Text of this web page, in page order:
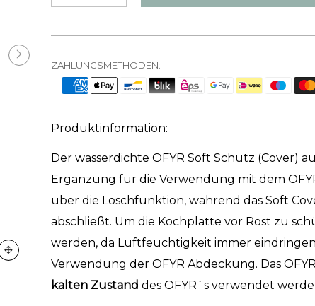
ZAHLUNGSMETHODEN:
Produktinformation:
Der wasserdichte OFYR Soft Schutz (Cover)
Ergänzung für die Verwendung mit dem
über die Löschfunktion, während das Soft
abschließt. Um die Kochplatte vor Rost zu
werden, da Luftfeuchtigkeit immer
Verwendung der OFYR Abdeckung. Das
kalten Zustand des OFYR`s verwendet